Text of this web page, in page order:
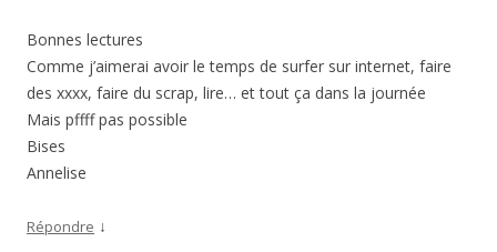
Bonnes lectures
Comme j’aimerai avoir le temps de surfer sur internet, faire
des xxxx, faire du scrap, lire… et tout ça dans la journée
Mais pffff pas possible
Bises
Annelise
Répondre ↓